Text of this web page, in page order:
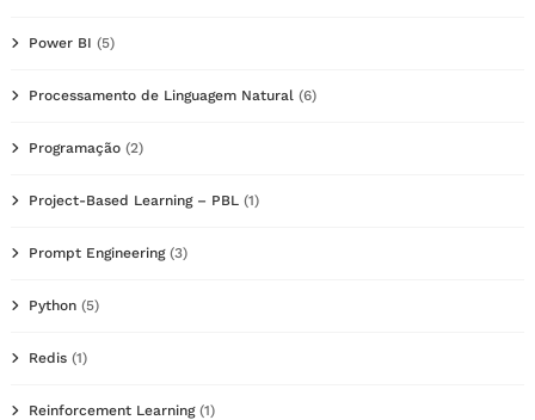
Power BI (5)
Processamento de Linguagem Natural (6)
Programação (2)
Project-Based Learning – PBL (1)
Prompt Engineering(3)
Python (5)
Redis (1)
Reinforcement Learning(1)